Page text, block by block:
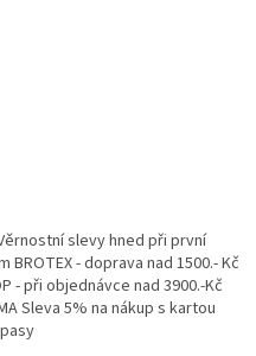
slevy hned při první
BROTEX - doprava nad 1500.- Kč
- při objednávce nad 3900.-Kč
Sleva 5% na nákup s kartou